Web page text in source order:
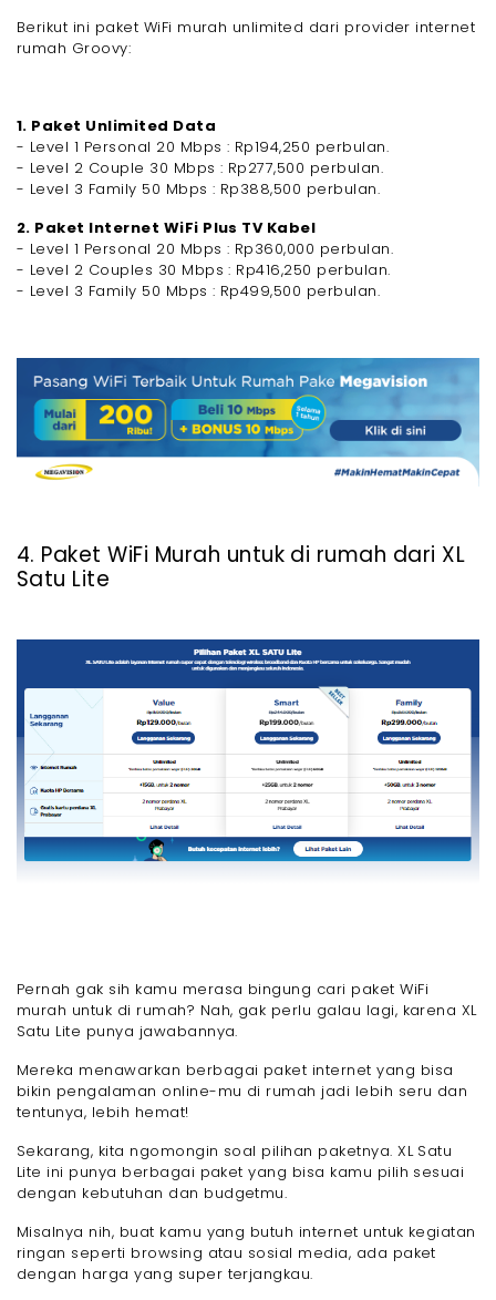
Berikut ini paket WiFi murah unlimited dari provider internet
rumah Groovy:
1. Paket Unlimited Data
- Level 1 Personal 20 Mbps : Rp194,250 perbulan.
- Level 2 Couple 30 Mbps : Rp277,500 perbulan.
- Level 3 Family 50 Mbps : Rp388,500 perbulan.
2. Paket Internet WiFi Plus TV Kabel
- Level 1 Personal 20 Mbps : Rp360,000 perbulan.
- Level 2 Couples 30 Mbps : Rp416,250 perbulan.
- Level 3 Family 50 Mbps : Rp499,500 perbulan.
4. Paket WiFi Murah untuk di rumah dari XL
Satu Lite
Pernah gak sih kamu merasa bingung cari paket WiFi
murah untuk di rumah? Nah, gak perlu galau lagi, karena XL
Satu Lite punya jawabannya.
Mereka menawarkan berbagai paket internet yang bisa
bikin pengalaman online-mu di rumah jadi lebih seru dan
tentunya, lebih hemat!
Sekarang, kita ngomongin soal pilihan paketnya. XL Satu
Lite ini punya berbagai paket yang bisa kamu pilih sesuai
dengan kebutuhan dan budgetmu.
Misalnya nih, buat kamu yang butuh internet untuk kegiatan
ringan seperti browsing atau sosial media, ada paket
dengan harga yang super terjangkau.